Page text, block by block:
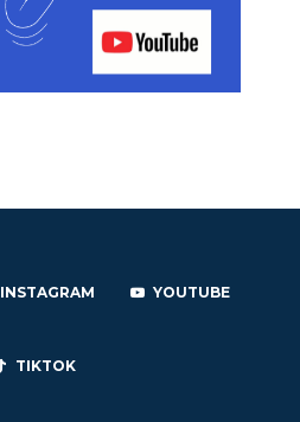
INSTAGRAM YOUTUBE
TIKTOK